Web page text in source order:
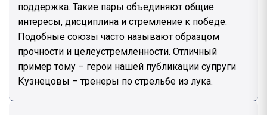
поддержка. Такие пары объединяют общие
интересы, дисциплина и стремление к победе.
Подобные союзы часто называют образцом
прочности и целеустремленности. Отличный
пример тому – герои нашей публикации супруги
Кузнецовы – тренеры по стрельбе из лука.